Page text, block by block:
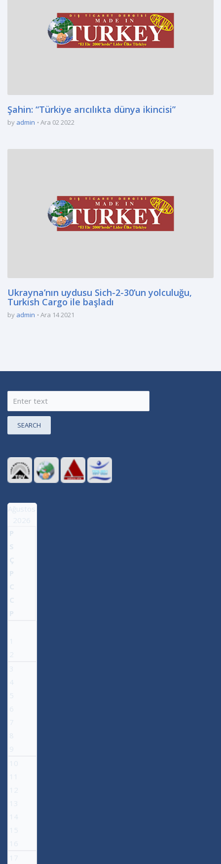
Şahin: “Türkiye arıcılıkta dünya ikincisi”
by admin Ara 02 2022
Ukrayna’nın uydusu Sich-2-30’un yolculuğu,
Turkish Cargo ile başladı
by admin Ara 14 2021
SEARCH
Ağustos
2026
P
S
Ç
P
C
C
P
1
2
3
4
5
6
7
8
9
10
11
12
13
14
15
16
17